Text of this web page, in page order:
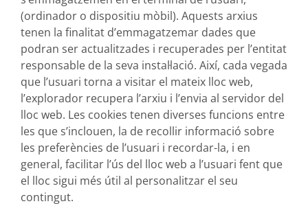
(ordinador o dispositiu mòbil). Aquests arxius
tenen la finalitat d’emmagatzemar dades que
podran ser actualitzades i recuperades per l’entitat
responsable de la seva instal·lació. Així, cada vegada
que l’usuari torna a visitar el mateix lloc web,
l’explorador recupera l’arxiu i l’envia al servidor del
lloc web. Les cookies tenen diverses funcions entre
les que s’inclouen, la de recollir informació sobre
les preferències de l’usuari i recordar-la, i en
general, facilitar l’ús del lloc web a l’usuari fent que
el lloc sigui més útil al personalitzar el seu
contingut.